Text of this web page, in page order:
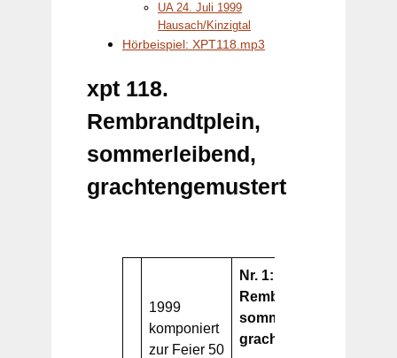
UA 24. Juli 1999
Hausach/Kinzigtal
Hörbeispiel: XPT118.mp3
xpt 118.
Rembrandtplein,
sommerleibend,
grachtengemustert
1999
komponiert
zur Feier 50
Nr. 1:
Rembrandtplein,
sommerleibend,
grachtengemustert